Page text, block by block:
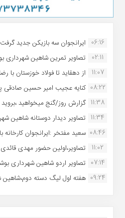
06:16 ایرانجوان سه بازیکن جدید
02:11
تصاویر تمرین شاهین شهردارى
11:07
از دهقاید تا فولاد خوزستان با
08:22 کنایه عجیب امیر حسین صادقی
11:38 گزارش روز/گنج میخواهید
11:34 تصاویر دیدار دوستانه شاهین
08:46 سعید مفتخر :ایرانجوان کارخانه
11:02
تصاویر،اولین حضور مهدی قائدی
07:14 تصاویر اردو شاهین شهرداری
09:24 هفته اول لیگ دسته دوم،شاهین